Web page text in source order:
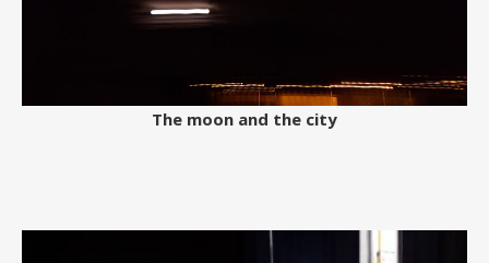
The moon and the city